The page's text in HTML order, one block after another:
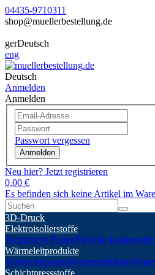
04435-9710311
shop@muellerbestellung.de
gerDeutsch
eng
Deutsch
Anmelden
Anmelden
Passwort vergessen
Anmelden
Neu hier? Jetzt registrieren
0,00 €
Es befinden sich keine Artikel im
3D-Druck
Elektroisolierstoffe
Technische FolienFlexible Isolierstoffe
Wärmeleitprodukte
WärmeleitpastenWärmeleitkleber
Schichtpressstoffe